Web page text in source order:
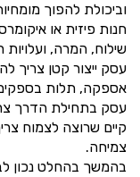
וביכולת להפוך
חנות פיזית או
שילוח, המרה,
עסק ייצור קטן צריך
אספקה, תלות
עסק בתחילת הדרך
קיים שרוצה לצמוח
צמיחה.
בהמשך בהחלט נכון